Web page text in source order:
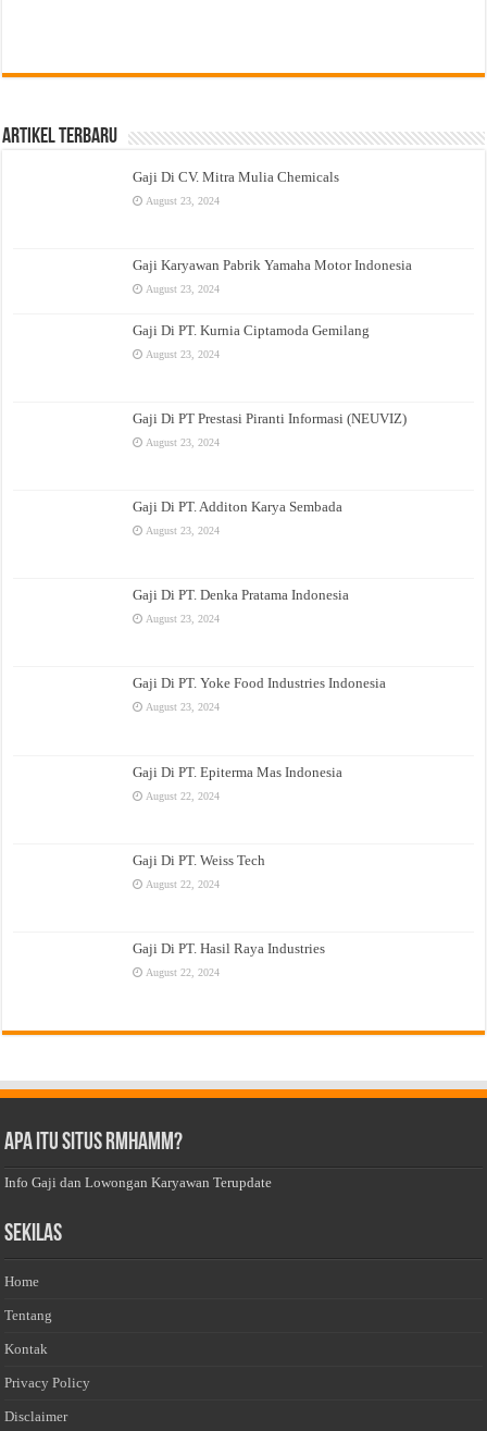
Artikel Terbaru
Gaji Di CV. Mitra Mulia Chemicals
August 23, 2024
Gaji Karyawan Pabrik Yamaha Motor Indonesia
August 23, 2024
Gaji Di PT. Kurnia Ciptamoda Gemilang
August 23, 2024
Gaji Di PT Prestasi Piranti Informasi (NEUVIZ)
August 23, 2024
Gaji Di PT. Additon Karya Sembada
August 23, 2024
Gaji Di PT. Denka Pratama Indonesia
August 23, 2024
Gaji Di PT. Yoke Food Industries Indonesia
August 23, 2024
Gaji Di PT. Epiterma Mas Indonesia
August 22, 2024
Gaji Di PT. Weiss Tech
August 22, 2024
Gaji Di PT. Hasil Raya Industries
August 22, 2024
Apa Itu Situs Rmhamm?
Info Gaji dan Lowongan Karyawan Terupdate
Sekilas
Home
Tentang
Kontak
Privacy Policy
Disclaimer